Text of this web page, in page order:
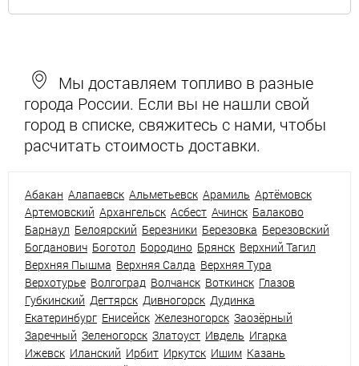
Мы доставляем топливо в разные
города России. Если вы не нашли свой
город в списке, свяжитесь с нами, чтобы
расчитать стоимость доставки.
Абакан Алапаевск Альметьевск Арамиль Артёмовск
Артемовский Архангельск Асбест Ачинск Балаково
Барнаул Белоярский Березники Березовка Березовский
Богданович Боготол Бородино Брянск Верхний Тагил
Верхняя Пышма Верхняя Салда Верхняя Тура
Верхотурье Волгоград Волчанск Воткинск Глазов
Губкинский Дегтярск Дивногорск Дудинка
Екатеринбург Енисейск Железногорск Заозёрный
Заречный Зеленогорск Златоуст Ивдель Игарка
Ижевск Иланский Ирбит Иркутск Ишим Казань